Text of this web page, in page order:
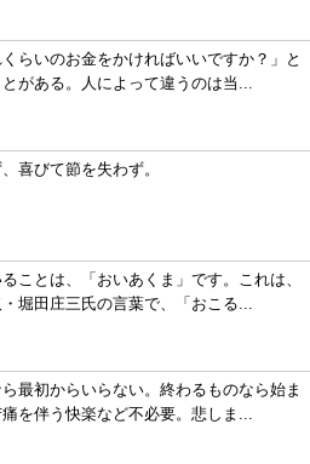
くらいのお金をかければいいですか？」と
がある。人によって違うのは当...
喜びて節を失わず。
ことは、「おいあくま」です。これは、
堀田庄三氏の言葉で、「おこる...
最初からいらない。終わるものなら始ま
を伴う快楽など不必要。悲しま...